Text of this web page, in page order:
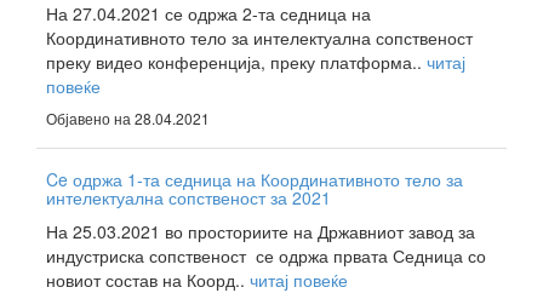
На 27.04.2021 се одржа 2-та седница на
Координативното тело за интелектуална сопственост
преку видео конференција, преку платформа.. читај
повеќе
Објавено на 28.04.2021
Ce одржа 1-та седница на Координативното тело за
интелектуална сопственост за 2021
На 25.03.2021 во просториите на Државниот завод за
индустриска сопственост се одржа првата Седница со
новиот состав на Коорд.. читај повеќе